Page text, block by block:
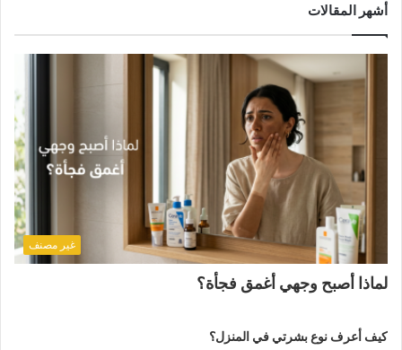
100%
أشهر المقالات
غير مصنف
لماذا أصبح وجهي أغمق فجأة؟
كيف أعرف نوع بشرتي في المنزل؟